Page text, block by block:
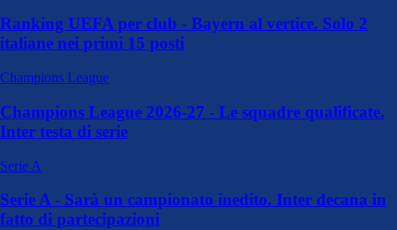
Ranking UEFA per club - Bayern al vertice. Solo 2
italiane nei primi 15 posti
Champions League
Champions League 2026-27 - Le squadre qualificate.
Inter testa di serie
Serie A
Serie A - Sarà un campionato inedito. Inter decana in
fatto di partecipazioni